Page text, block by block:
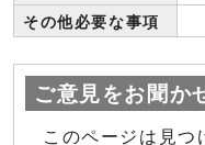
その他必要な事項
ご意見をお聞か
このページは見つ